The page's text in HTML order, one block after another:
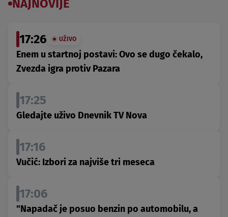
NAJNOVIJE
17:26 UŽIVO
Enem u startnoj postavi: Ovo se dugo čekalo,
Zvezda igra protiv Pazara
17:25
Gledajte uživo Dnevnik TV Nova
17:16
Vučić: Izbori za najviše tri meseca
17:06
"Napadač je posuo benzin po automobilu, a